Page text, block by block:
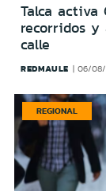
Talca
recorridos y
calle
REDMAULE 06/08/
REGIONAL